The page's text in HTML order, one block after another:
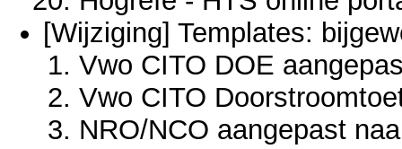
[Wijziging] Templates:
Vwo CITO DOE
Vwo CITO
NRO/NCO aangepast